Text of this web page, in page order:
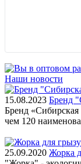
Для
Показать ещё 3
Наши новости
15.08.2023 Бренд
Бренд
чем 120
25.09.2020 Жорка